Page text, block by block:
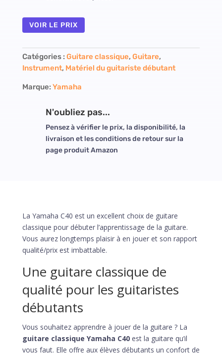
VOIR LE PRIX
Catégories :Guitare classique, Guitare,
Instrument, Matériel du guitariste débutant
Marque:Yamaha
N'oubliez pas...
Pensez à vérifier le prix, la disponibilité, la
livraison et les conditions de retour sur la
page produit Amazon
La Yamaha C40 est un excellent choix de guitare
classique pour débuter l’apprentissage de la guitare.
Vous aurez longtemps plaisir à en jouer et son rapport
qualité/prix est imbattable.
Une guitare classique de
qualité pour les guitaristes
débutants
Vous souhaitez apprendre à jouer de la guitare ? La
guitare classique Yamaha C40est la guitare qu’il
vous faut. Elle offre aux élèves débutants un confort de